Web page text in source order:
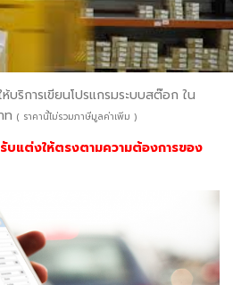
บริการเขียนโปรแกรมระบบสต๊อก ใน
ท ( ราคานี้ไม่รวมภาษีมูลค่าเพิ่ม )
บแต่งให้ตรงตามความต้องการของ